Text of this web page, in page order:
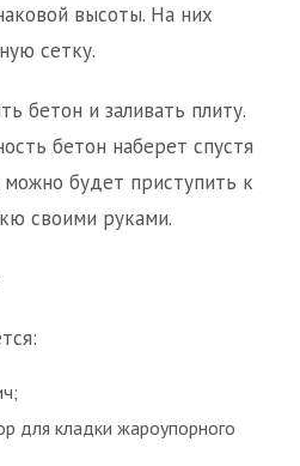
высоты. На них
сетку.
бетон и заливать плиту.
бетон наберет спустя
будет приступить к
своими руками.
для кладки жароупорного